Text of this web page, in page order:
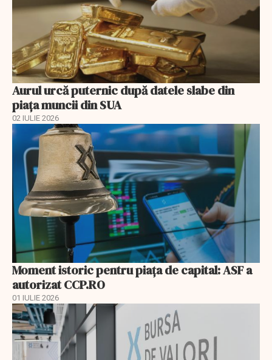
Aurul urcă puternic după datele slabe din
piața muncii din SUA
02 IULIE 2026
Moment istoric pentru piața de capital: ASF a
autorizat CCP.RO
01 IULIE 2026